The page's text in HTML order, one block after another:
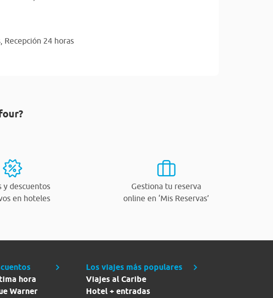
Recepción 24 horas
y descuentos
en hoteles
Gestiona tu reserva
online en ‘Mis Reservas’
hora
Warner
Los viajes más populares
Viajes al Caribe
Hotel + entradas